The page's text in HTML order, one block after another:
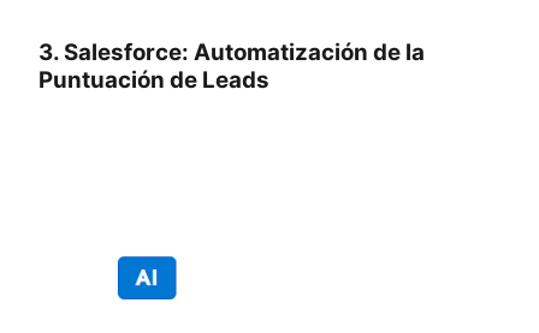
3. Salesforce: Automatización de la
Puntuación de Leads